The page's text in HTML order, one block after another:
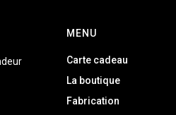
MENU
Carte cadeau
La boutique
Fabrication